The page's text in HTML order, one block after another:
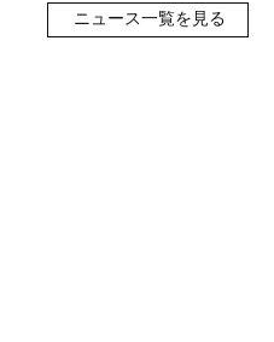
ニュース一覧を見る